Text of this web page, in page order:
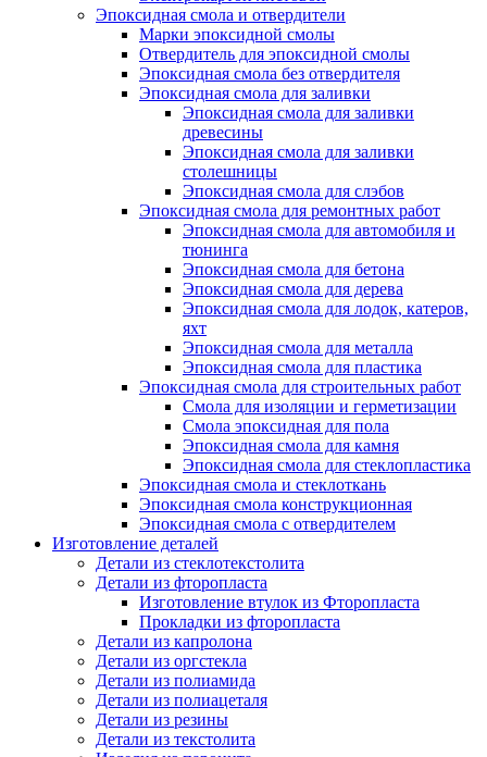
Эпоксидная смола и отвердители
Марки эпоксидной смолы
Отвердитель для эпоксидной смолы
Эпоксидная смола без отвердителя
Эпоксидная смола для заливки
Эпоксидная смола для заливки
древесины
Эпоксидная смола для заливки
столешницы
Эпоксидная смола для слэбов
Эпоксидная смола для ремонтных работ
Эпоксидная смола для автомобиля и
тюнинга
Эпоксидная смола для бетона
Эпоксидная смола для дерева
Эпоксидная смола для лодок, катеров,
яхт
Эпоксидная смола для металла
Эпоксидная смола для пластика
Эпоксидная смола для строительных работ
Смола для изоляции и герметизации
Смола эпоксидная для пола
Эпоксидная смола для камня
Эпоксидная смола для стеклопластика
Эпоксидная смола и стеклоткань
Эпоксидная смола конструкционная
Эпоксидная смола с отвердителем
Изготовление деталей
Детали из стеклотекстолита
Детали из фторопласта
Изготовление втулок из Фторопласта
Прокладки из фторопласта
Детали из капролона
Детали из оргстекла
Детали из полиамида
Детали из полиацеталя
Детали из резины
Детали из текстолита